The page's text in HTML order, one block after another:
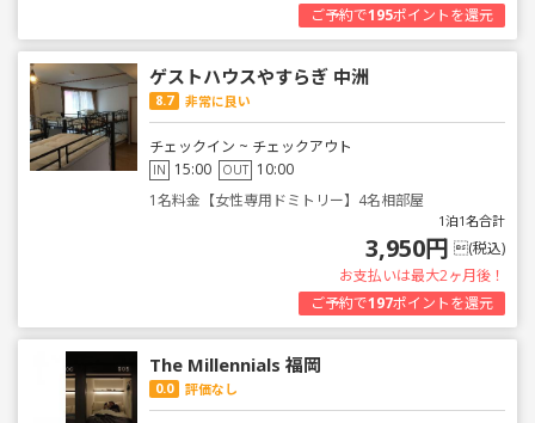
ご予約で195ポイントを還元
ゲストハウスやすらぎ 中洲
8.7 非常に良い
チェックイン ~ チェックアウト
IN 15:00 OUT 10:00
1名料金【女性専用ドミトリー】4名相部屋
1泊1名合計
3,950円 (税込)
お支払いは最大2ヶ月後！
ご予約で197ポイントを還元
The Millennials 福岡
0.0 評価なし